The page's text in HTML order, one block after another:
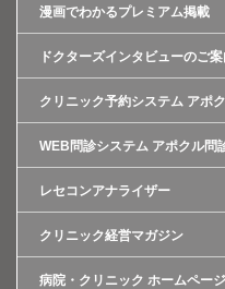
漫画でわかるプレミアム掲載
ドクターズインタビューのご
クリニック予約システム アポ
WEB問診システム アポクル問
レセコンアナライザー
クリニック経営マガジン
病院・クリニック ホームペー